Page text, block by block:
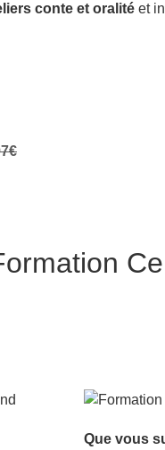
conte et oralité et
Que vous